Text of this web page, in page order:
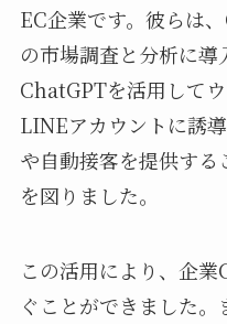
EC企業です。彼らは
の市場調査と分析に導
ChatGPTを活用して
LINEアカウントに誘
や自動接客を提供す
を図りました。
この活用により、企
ぐことができました